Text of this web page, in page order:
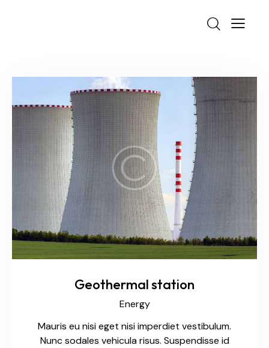
Geothermal station
Energy
Mauris eu nisi eget nisi imperdiet vestibulum.
Nunc sodales vehicula risus. Suspendisse id